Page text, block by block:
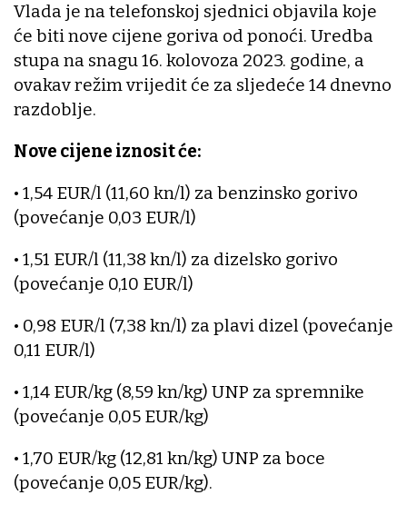
Vlada je na telefonskoj sjednici objavila koje
će biti nove cijene goriva od ponoći. Uredba
stupa na snagu 16. kolovoza 2023. godine, a
ovakav režim vrijedit će za sljedeće 14 dnevno
razdoblje.
Nove cijene iznosit će:
• 1,54 EUR/l (11,60 kn/l) za benzinsko gorivo
(povećanje 0,03 EUR/l)
• 1,51 EUR/l (11,38 kn/l) za dizelsko gorivo
(povećanje 0,10 EUR/l)
• 0,98 EUR/l (7,38 kn/l) za plavi dizel (povećanje
0,11 EUR/l)
• 1,14 EUR/kg (8,59 kn/kg) UNP za spremnike
(povećanje 0,05 EUR/kg)
• 1,70 EUR/kg (12,81 kn/kg) UNP za boce
(povećanje 0,05 EUR/kg).